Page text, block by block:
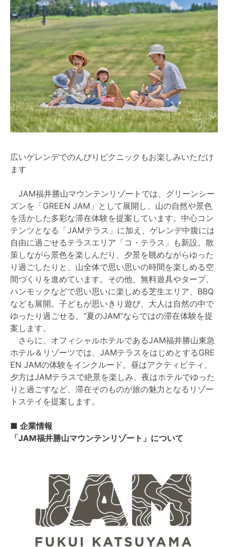
広いゲレンデでのんびりピクニックもお楽しみいただけ
ます
JAM福井勝山マウンテンリゾートでは、グリーンシー
ズンを「GREEN JAM」として展開し、山の自然や景色
を活かした多彩な滞在体験を提案しています。中心コン
テンツとなる「JAMテラス」に加え、ゲレンデ中腹には
自由に過ごせるテラスエリア「コ・テラス」も新設。散
策しながら景色を楽しんだり、夕景を眺めながらゆった
り過ごしたりと、山全体で思い思いの時間を楽しめる空
間づくりを進めています。その他、無料遊具やタープ、
ハンモックなどで思い思いに楽しめる芝生エリア、BBQ
なども展開。子どもが思いきり遊び、大人は自然の中で
ゆったり過ごせる、“夏のJAM”ならではの滞在体験を提
案します。
さらに、オフィシャルホテルであるJAM福井勝山東急
ホテル＆リゾーツでは、JAMテラスをはじめとするGRE
EN JAMの体験をインクルード。昼はアクティビティ、
夕方はJAMテラスで絶景を楽しみ、夜はホテルでゆった
りと過ごすなど、滞在そのものが旅の魅力となるリゾー
トステイを提案します。
■ 企業情報
「JAM福井勝山マウンテンリゾート」について